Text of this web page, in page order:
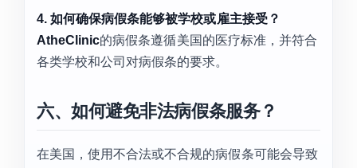
4. 如何确保病假条能够被学校或雇主接受？
AtheClinic的病假条遵循美国的医疗标准，并符合
各类学校和公司对病假条的要求。
六、如何避免非法病假条服务？
在美国，使用不合法或不合规的病假条可能会导致